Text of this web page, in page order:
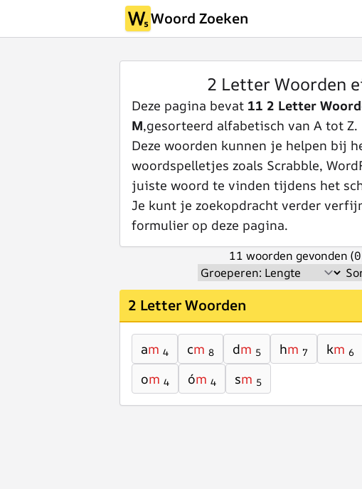
Woord Zoeken
2 Letter Woorden
Deze pagina bevat 11 2 Letter
M,gesorteerd alfabetisch van A tot Z.
Deze woorden kunnen je helpen bij
woordspelletjes zoals Scrabble,
juiste woord te vinden tijdens het
Je kunt je zoekopdracht verder
formulier op deze pagina.
11 woorden gevonden
2 Letter Woorden
am 4 cm 8 dm 5 hm 7 km 6
om 4 óm 4 sm 5